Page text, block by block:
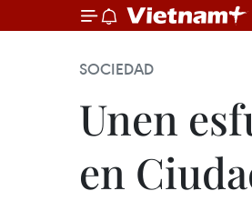
SOCIEDAD
Unen
en